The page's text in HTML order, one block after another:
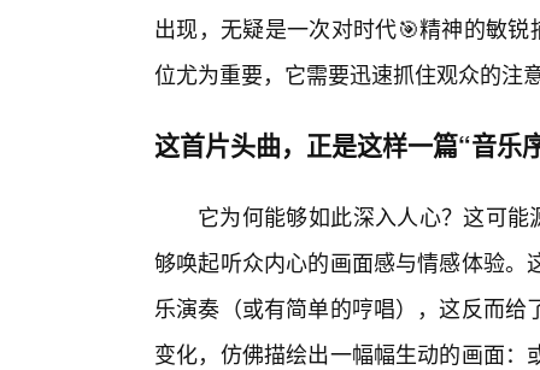
出现，无疑是一次对时代🎯精神的敏
位尤为重要，它需要迅速抓住观众的注
这首片头曲，正是这样一篇“音乐
它为何能够如此深入人心？这可能
够唤起听众内心的画面感与情感体验
乐演奏（或有简单的哼唱），这反而
变化，仿佛描绘出一幅幅生动的画面